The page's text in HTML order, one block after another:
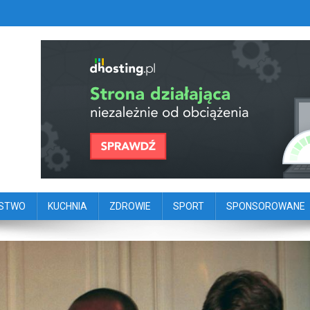
portal dziennikarstwa
KUCHNIA ZDROWIE SPORT SPONSOROWANE